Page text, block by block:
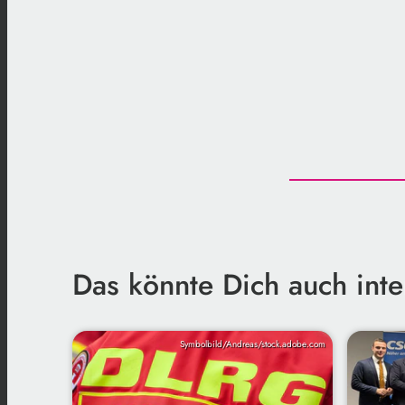
Das könnte Dich auch
Symbolbild/Andreas/stock.adobe.com